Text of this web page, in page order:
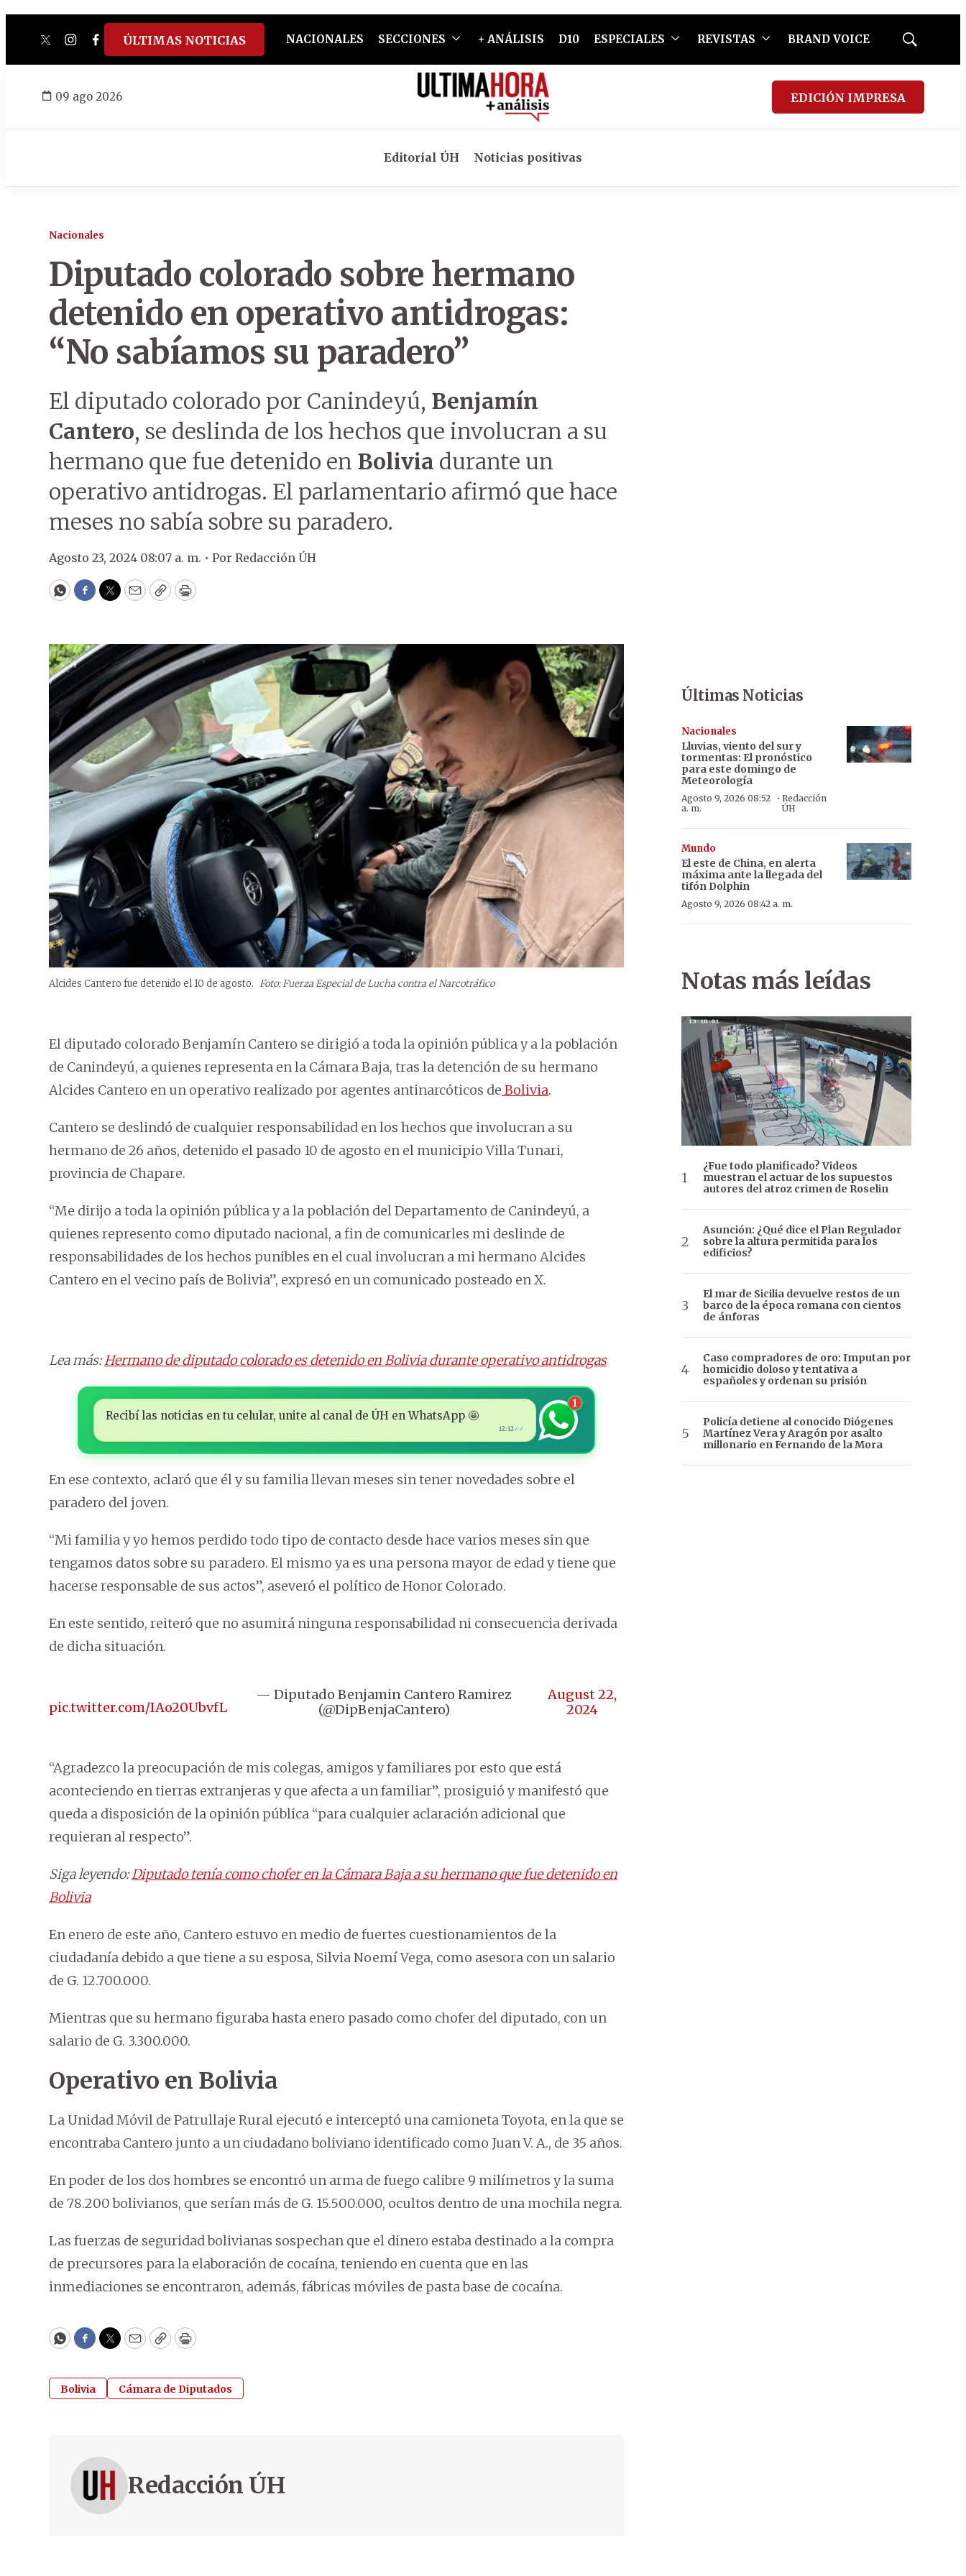
twitterinstagram
facebook
tiktokyoutube
spotify
ÚLTIMAS NOTICIAS NACIONALES SECCIONES + ANÁLISIS D10 ESPECIALES REVISTAS BRAND VOICE
Mostrar
09 ago 2026 EDICIÓN IMPRESA
Editorial ÚH Noticias positivas
Nacionales
Diputado colorado sobre hermano
detenido en operativo antidrogas:
“No sabíamos su paradero”
El diputado colorado por Canindeyú, Benjamín
Cantero, se deslinda de los hechos que involucran a su
hermano que fue detenido en Bolivia durante un
operativo antidrogas. El parlamentario afirmó que hace
meses no sabía sobre su paradero.
Agosto 23, 2024 08:07 a. m. • Por Redacción ÚH
WhatsApp
Facebook
Twitter
EmailCopyPrint
Alcides Cantero fue detenido el 10 de agosto. Foto: Fuerza Especial de Lucha contra el Narcotráfico
El diputado colorado Benjamín Cantero se dirigió a toda la opinión pública y a la población
de Canindeyú, a quienes representa en la Cámara Baja, tras la detención de su hermano
Alcides Cantero en un operativo realizado por agentes antinarcóticos de Bolivia.
Cantero se deslindó de cualquier responsabilidad en los hechos que involucran a su
hermano de 26 años, detenido el pasado 10 de agosto en el municipio Villa Tunari,
provincia de Chapare.
“Me dirijo a toda la opinión pública y a la población del Departamento de Canindeyú, a
quienes represento como diputado nacional, a fin de comunicarles mi deslinde de
responsabilidades de los hechos punibles en el cual involucran a mi hermano Alcides
Cantero en el vecino país de Bolivia”, expresó en un comunicado posteado en X.
Lea más:Hermano de diputado colorado es detenido en Bolivia durante operativo antidrogas
Recibí las noticias en tu celular, unite al canal de ÚH en WhatsApp 🤩
12:12✓✓
1
En ese contexto, aclaró que él y su familia llevan meses sin tener novedades sobre el
paradero del joven.
“Mi familia y yo hemos perdido todo tipo de contacto desde hace varios meses sin que
tengamos datos sobre su paradero. El mismo ya es una persona mayor de edad y tiene que
hacerse responsable de sus actos”, aseveró el político de Honor Colorado.
En este sentido, reiteró que no asumirá ninguna responsabilidad ni consecuencia derivada
de dicha situación.
pic.twitter.com/IAo20UbvfL
— Diputado Benjamin Cantero Ramirez
(@DipBenjaCantero)
August 22,
2024
“Agradezco la preocupación de mis colegas, amigos y familiares por esto que está
aconteciendo en tierras extranjeras y que afecta a un familiar”, prosiguió y manifestó que
queda a disposición de la opinión pública “para cualquier aclaración adicional que
requieran al respecto”.
Siga leyendo:Diputado tenía como chofer en la Cámara Baja a su hermano que fue detenido en
Bolivia
En enero de este año, Cantero estuvo en medio de fuertes cuestionamientos de la
ciudadanía debido a que tiene a su esposa, Silvia Noemí Vega, como asesora con un salario
de G. 12.700.000.
Mientras que su hermano figuraba hasta enero pasado como chofer del diputado, con un
salario de G. 3.300.000.
Operativo en Bolivia
La Unidad Móvil de Patrullaje Rural ejecutó e interceptó una camioneta Toyota, en la que se
encontraba Cantero junto a un ciudadano boliviano identificado como Juan V. A., de 35 años.
En poder de los dos hombres se encontró un arma de fuego calibre 9 milímetros y la suma
de 78.200 bolivianos, que serían más de G. 15.500.000, ocultos dentro de una mochila negra.
Las fuerzas de seguridad bolivianas sospechan que el dinero estaba destinado a la compra
de precursores para la elaboración de cocaína, teniendo en cuenta que en las
inmediaciones se encontraron, además, fábricas móviles de pasta base de cocaína.
WhatsApp
Facebook
Twitter
EmailCopyPrint
Bolivia Cámara de Diputados
Redacción ÚH
Últimas Noticias
Nacionales
Lluvias, viento del sur y
tormentas: El pronóstico
para este domingo de
Meteorología
Agosto 9, 2026 08:52
a. m.
· Redacción
ÚH
Mundo
El este de China, en alerta
máxima ante la llegada del
tifón Dolphin
Agosto 9, 2026 08:42 a. m.
Notas más leídas
¿Fue todo planificado? Videos
muestran el actuar de los supuestos
autores del atroz crimen de Roselin
Asunción: ¿Qué dice el Plan Regulador
sobre la altura permitida para los
edificios?
El mar de Sicilia devuelve restos de un
barco de la época romana con cientos
de ánforas
Caso compradores de oro: Imputan por
homicidio doloso y tentativa a
españoles y ordenan su prisión
Policía detiene al conocido Diógenes
Martínez Vera y Aragón por asalto
millonario en Fernando de la Mora